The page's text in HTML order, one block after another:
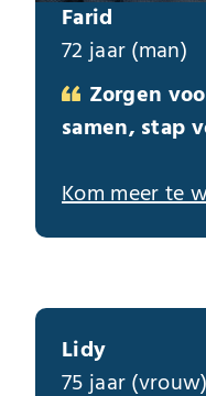
Farid
72 jaar (man)
Zorgen
samen, stap
Kom meer te
Lidy
75 jaar (vrouw)